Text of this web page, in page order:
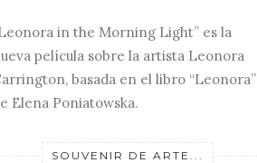
in the Morning Light” es la
película sobre la artista Leonora
basada en el libro “Leonora”
Elena Poniatowska.
SOUVENIR DE ARTE...